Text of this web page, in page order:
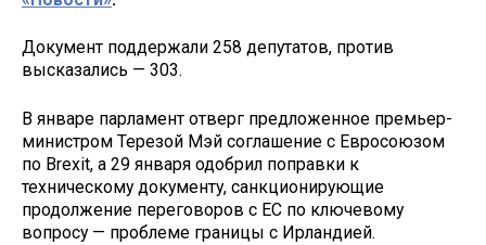
Документ поддержали 258 депутатов, против
высказались — 303.
В январе парламент отверг предложенное премьер-
министром Терезой Мэй соглашение с Евросоюзом
по Brexit, а 29 января одобрил поправки к
техническому документу, санкционирующие
продолжение переговоров с ЕС по ключевому
вопросу — проблеме границы с Ирландией.